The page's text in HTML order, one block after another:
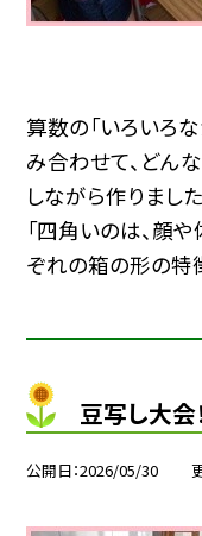
算数の「いろいろ
み合わせて、どん
しながら作りました
「四角いのは、顔
ぞれの箱の形の特
豆写し大会
公開日 2026/05/30